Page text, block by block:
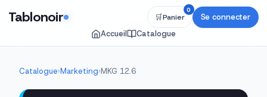
Tablonoir
Accueil Catalogue
🛒Panier
0
Se connecter
Catalogue›Marketing›MKG 12.6